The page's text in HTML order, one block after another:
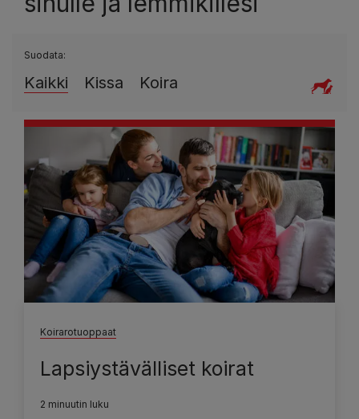
Suodata:
Koira
Kissa
Kaikki
Koirarotuoppaat
Lapsiystävälliset koirat
2 minuutin luku